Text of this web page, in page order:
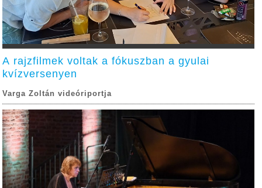
A rajzfilmek voltak a fókuszban a gyulai
kvízversenyen
Varga Zoltán videóriportja